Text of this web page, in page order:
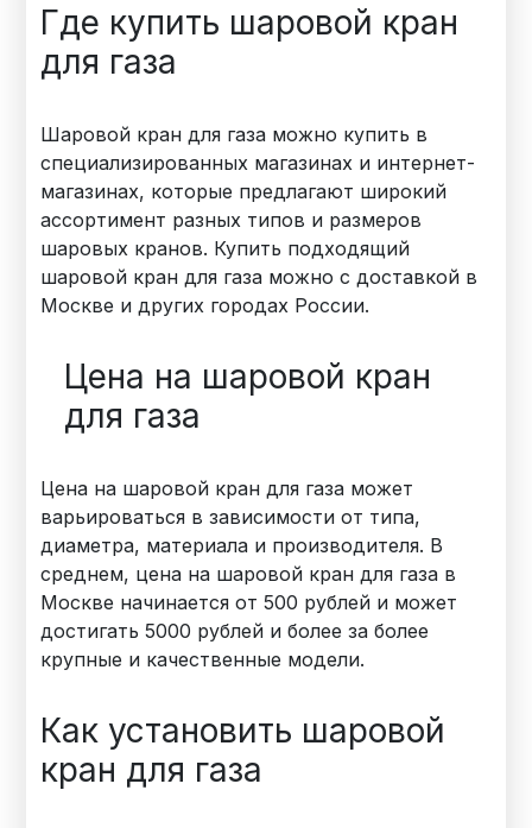
Где купить шаровой кран
для газа
Шаровой кран для газа можно купить в
специализированных магазинах и интернет-
магазинах, которые предлагают широкий
ассортимент разных типов и размеров
шаровых кранов. Купить подходящий
шаровой кран для газа можно с доставкой в
Москве и других городах России.
Цена на шаровой кран
для газа
Цена на шаровой кран для газа может
варьироваться в зависимости от типа,
диаметра, материала и производителя. В
среднем, цена на шаровой кран для газа в
Москве начинается от 500 рублей и может
достигать 5000 рублей и более за более
крупные и качественные модели.
Как установить шаровой
кран для газа